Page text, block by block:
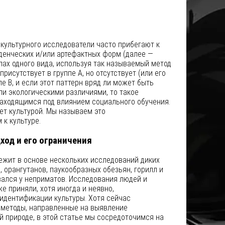
исследователи часто прибегают к
и/или артефактных форм (далее —
одного вида, используя так называемый метод
в группе А, но отсутствует (или его
B, и если этот паттерн вряд ли может быть
экологическими различиями, то такое
под влиянием социального обучения.
культурой. Мы называем это
культуре.
и его ограничения
в основе нескольких исследований диких
паукообразных обезьян, горилл и
у неприматов. Исследования людей и
приняли, хотя иногда и неявно,
культуры. Хотя сейчас
направленные на выявление
природе, в этой статье мы сосредоточимся на